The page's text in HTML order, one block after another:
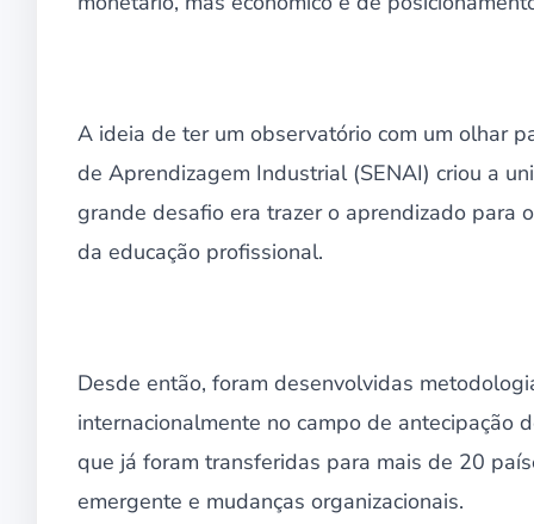
A ideia de ter um observatório com um olhar
de Aprendizagem Industrial (SENAI) criou a
grande desafio era trazer o aprendizado para
da educação profissional.
Desde então, foram desenvolvidas
internacionalmente no campo de antecipação
que já foram transferidas para mais de 20
emergente e mudanças organizacionais.